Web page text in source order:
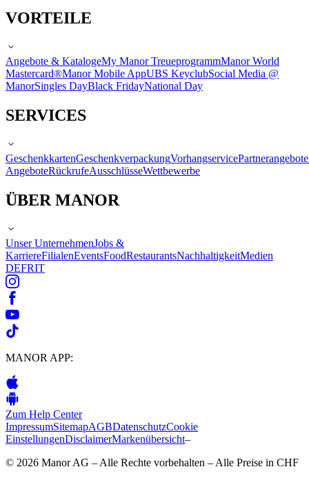
VORTEILE
Angebote & KatalogeMy Manor TreueprogrammManor World
Mastercard®Manor Mobile AppUBS KeyclubSocial Media @
ManorSingles DayBlack FridayNational Day
SERVICES
GeschenkkartenGeschenkverpackungVorhangservicePartnerangebote
AngeboteRückrufeAusschlüsseWettbewerbe
ÜBER MANOR
Unser UnternehmenJobs &
KarriereFilialenEventsFoodRestaurantsNachhaltigkeitMedien
DEFRIT
MANOR APP:
Zum Help Center
ImpressumSitemapAGBDatenschutzCookie
EinstellungenDisclaimerMarkenübersicht–
© 2026 Manor AG – Alle Rechte vorbehalten – Alle Preise in CHF